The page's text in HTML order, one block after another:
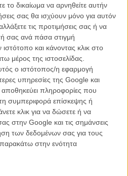
το δικαίωμα να αρνηθείτε αυτήν
σας θα ισχύουν μόνο για αυτόν
τις προτιμήσεις σας ή να
σας ανά πάσα στιγμή
και κάνοντας κλικ στο
μέρος της ιστοσελίδας.
ο ιστότοπος/η εφαρμογή
υπηρεσίες της Google και
αποθηκεύει πληροφορίες που
συμπεριφορά επίσκεψης ή
κλικ για να δώσετε ή να
στην Google και τις σημάνσεις
των δεδομένων σας για τους
στην ενότητα
(φυσικά) ρούχα και εξαιρετικά
ανά τον κόσμο, ενός νεαρού
να σέβεται τον πλανήτη και τους
fi δίνει έναν ιδιαίτερο τόνο στην
της στο Φεστιβάλ
το οποίο μπορείτε τώρα να δείτε